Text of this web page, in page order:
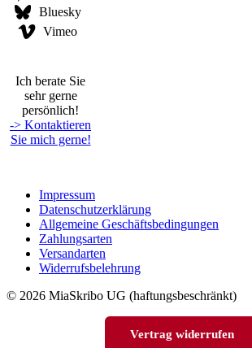
Bluesky
Vimeo
Ich berate Sie
sehr gerne
persönlich!
-> Kontaktieren
Sie mich gerne!
Impressum
Datenschutzerklärung
Allgemeine Geschäftsbedingungen
Zahlungsarten
Versandarten
Widerrufsbelehrung
© 2026 MiaSkribo UG (haftungsbeschränkt)
Vertrag widerrufen